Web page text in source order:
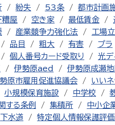
紛失 53条 都市計画
糟屋 空き家 最低賃金
産業競争力強化法 工場
品目 粗大 有害 プラ
個人番号カード受取り 光デ
伊勢原aed 伊勢原成瀬地
原市雇用促進協議会 いいネ
小規模保育施設 中学校
する条例 集積所 中小企
下水道 特定個人情報保護評価